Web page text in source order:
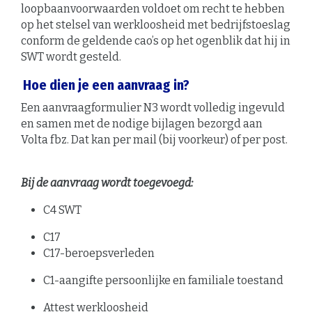
loopbaanvoorwaarden voldoet om recht te hebben
op het stelsel van werkloosheid met bedrijfstoeslag
conform de geldende cao’s op het ogenblik dat hij in
SWT wordt gesteld.
Hoe dien je een aanvraag in?
Een aanvraagformulier N3 wordt volledig ingevuld
en samen met de nodige bijlagen bezorgd aan
Volta fbz. Dat kan per mail (bij voorkeur) of per post.
Bij de aanvraag wordt toegevoegd:
C4 SWT
C17
C17-beroepsverleden
C1-aangifte persoonlijke en familiale toestand
Attest werkloosheid